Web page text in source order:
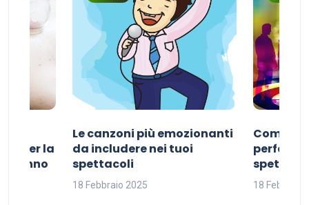
per la
sonno
Le canzoni più emozionanti
da includere nei tuoi
spettacoli
18 Febbraio 2025
Come
perfetta
18 Febbraio